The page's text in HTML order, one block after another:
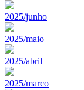
2025/junho
2025/maio
2025/abril
2025/marco